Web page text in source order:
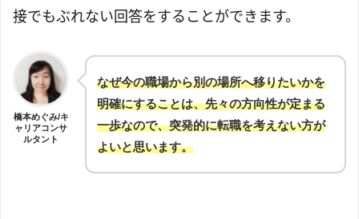
接でもぶれない回答をすることができます。
橋本めぐみ/キ
ャリアコンサ
ルタント
なぜ今の職場から別の場所へ移りたいかを
明確にすることは、先々の方向性が定まる
一歩なので、突発的に転職を考えない方が
よいと思います。